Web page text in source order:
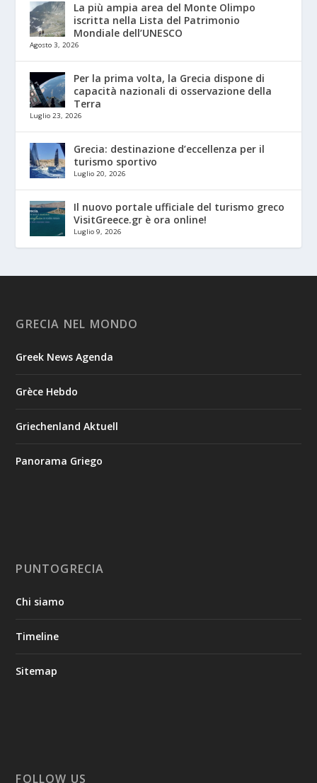
La più ampia area del Monte Olimpo
iscritta nella Lista del Patrimonio
Mondiale dell’UNESCO
Agosto 3, 2026
Per la prima volta, la Grecia dispone di
capacità nazionali di osservazione della
Terra
Luglio 23, 2026
Grecia: destinazione d’eccellenza per il
turismo sportivo
Luglio 20, 2026
Il nuovo portale ufficiale del turismo greco
VisitGreece.gr è ora online!
Luglio 9, 2026
GRECIA NEL MONDO
Greek News Agenda
Grèce Hebdo
Griechenland Aktuell
Panorama Griego
PUNTOGRECIA
Chi siamo
Timeline
Sitemap
FOLLOW US